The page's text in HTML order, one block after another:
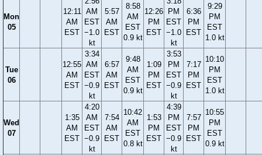
Mon
05
12:11
AM
EST
AM
EST
−1.0
kt
5:57
AM
EST
8:58
AM
EST
0.9 kt
12:26
PM
EST
PM
EST
−1.0
kt
6:36
PM
EST
9:29
PM
EST
1.0 kt
Tue
06
12:55
AM
EST
3:34
AM
EST
−0.9
kt
6:57
AM
EST
9:48
AM
EST
0.9 kt
1:09
PM
EST
3:53
PM
EST
−0.9
kt
7:17
PM
EST
10:10
PM
EST
1.0 kt
Wed
07
1:35
AM
EST
4:20
AM
EST
−0.9
kt
7:54
AM
EST
10:42
AM
EST
0.8 kt
1:53
PM
EST
4:39
PM
EST
−0.9
kt
7:57
PM
EST
10:55
PM
EST
0.9 kt